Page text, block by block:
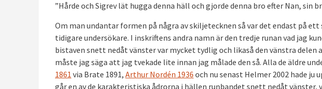
”Hårde och Sigrev lät hugga denna häll och gjorde denna bro efter Nan, sin
Om man undantar formen på några av skiljetecknen så var det endast på
tidigare undersökare. I inskriftens andra namn är den tredje runan vad jag
bistaven snett nedåt vänster var mycket tydlig och likaså den vänstra delen
måste jag säga att jag tvekade lite innan jag målade den så. Alla de äldre
1861 via Brate 1891, Arthur Nordén 1936 och nu senast Helmer 2002 hade ju
går en av de karakteristiska ådrorna i hällen runbandet snett nedåt